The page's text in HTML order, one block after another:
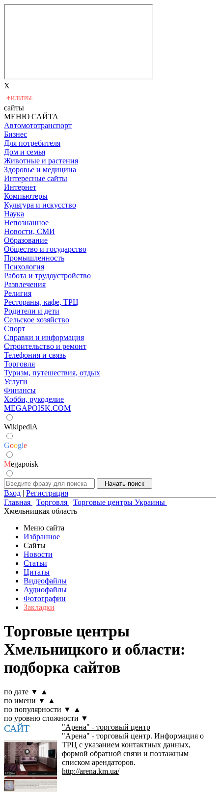
X
ФИЛЬТРЫ:
сайты
МЕНЮ САЙТА
Автомототранспорт
Бизнес
Для потребителя
Дом и семья
Животные и растения
Здоровье и медицина
Интересные сайты
Интернет
Компьютеры
Культура и искусство
Наука
Непознанное
Новости, СМИ
Образование
Общество и государство
Промышленность
Психология
Работа и трудоустройство
Развлечения
Религия
Рестораны, кафе, ТРЦ
Родители и дети
Сельское хозяйство
Спорт
Справки и информация
Строительство и ремонт
Телефония и связь
Торговля
Туризм, путешествия, отдых
Услуги
Финансы
Хобби, рукоделие
MEGAPOISK.COM
WikipediA
Google
Megapoisk
Вход | Регистрация
Главная
Торговля
Торговые центры Украины
Хмельницкая область
Меню сайта
Избранное
Сайты
Новости
Статьи
Цитаты
Видеофайлы
Аудиофайлы
Фотографии
Закладки
Торговые центры
Хмельницкого и области:
подборка сайтов
по дате ▼
▲
по имени ▼
▲
по популярности ▼
▲
по уровню сложности ▼
САЙТ
"Арена" - торговый центр
"Арена" - торговый центр. Информация о
ТРЦ с указанием контактных данных,
формой обратной связи и поэтажным
списком арендаторов.
http://arena.km.ua/